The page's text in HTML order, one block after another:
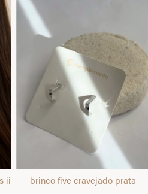
ii douradobrinco five cravejado prata